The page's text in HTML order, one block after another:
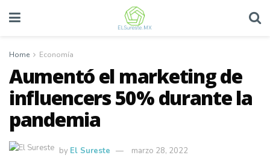
Home Economía
Aumentó el marketing de
influencers 50% durante la
pandemia
by El Sureste marzo 28, 2022